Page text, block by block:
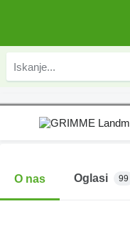
O nas Oglasi 99